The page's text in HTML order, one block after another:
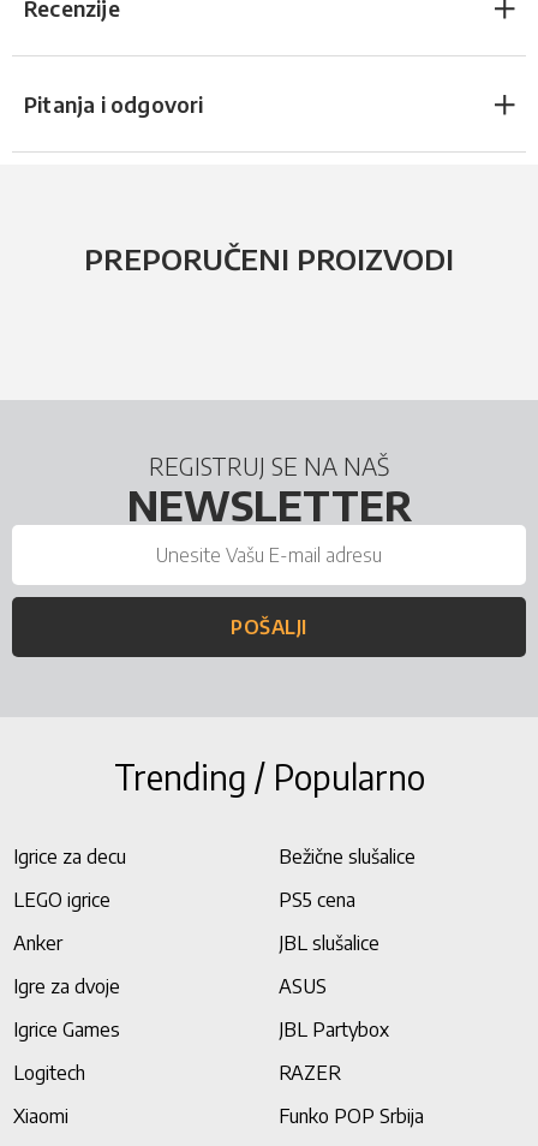
Recenzije
Pitanja i odgovori
PREPORUČENI PROIZVODI
REGISTRUJ SE NA NAŠ
NEWSLETTER
POŠALJI
Trending / Popularno
Igrice za decu
Bežične slušalice
LEGO igrice
PS5 cena
Anker
JBL slušalice
Igre za dvoje
ASUS
Igrice Games
JBL Partybox
Logitech
RAZER
Xiaomi
Funko POP Srbija